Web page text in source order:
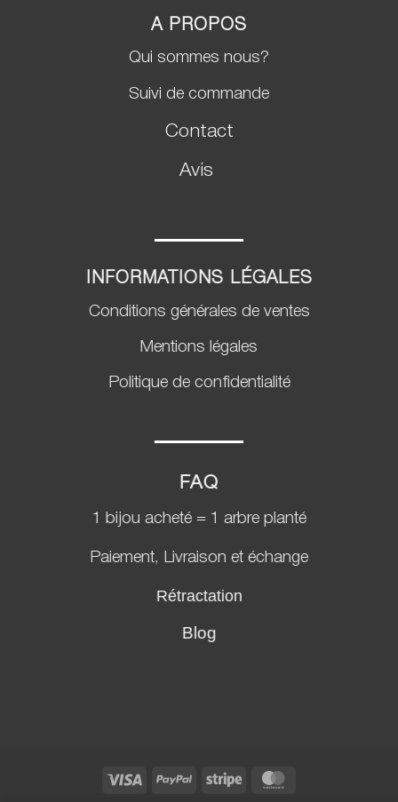
A PROPOS
Qui sommes nous?
Suivi de commande
Contact
Avis
INFORMATIONS LÉGALES
Conditions générales de ventes
Mentions légales
Politique de confidentialité
FAQ
1 bijou acheté = 1 arbre planté
Paiement, Livraison et échange
Rétractation
Blog
Visa PayPal Stripe